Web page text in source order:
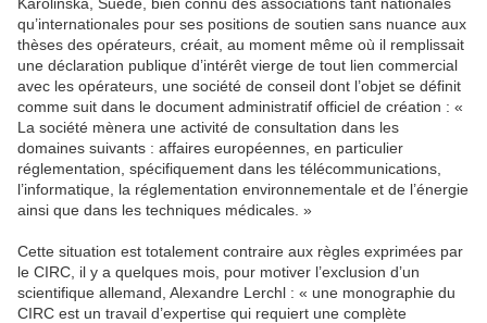
qu’internationales pour ses positions de soutien sans nuance aux
thèses des opérateurs, créait, au moment même où il remplissait
une déclaration publique d’intérêt vierge de tout lien commercial
avec les opérateurs, une société de conseil dont l’objet se définit
comme suit dans le document administratif officiel de création : «
La société mènera une activité de consultation dans les
domaines suivants : affaires européennes, en particulier
réglementation, spécifiquement dans les télécommunications,
l’informatique, la réglementation environnementale et de l’énergie
ainsi que dans les techniques médicales. »
Cette situation est totalement contraire aux règles exprimées par
le CIRC, il y a quelques mois, pour motiver l’exclusion d’un
scientifique allemand, Alexandre Lerchl : « une monographie du
CIRC est un travail d’expertise qui requiert une complète